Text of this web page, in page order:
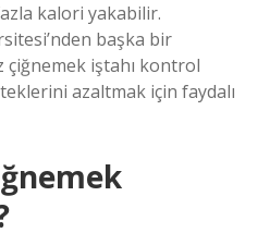
kalori yakabilir.
başka bir
çiğnemek iştahı kontrol
azaltmak için faydalı